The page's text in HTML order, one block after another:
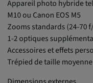
Appareil photo hybride
M10 ou Canon EOS M5
Zooms standards (24-70
1-2 optiques
Accessoires et effets
Trépied de taille moyenne